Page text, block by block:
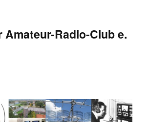
Amateur-Radio-Club e.